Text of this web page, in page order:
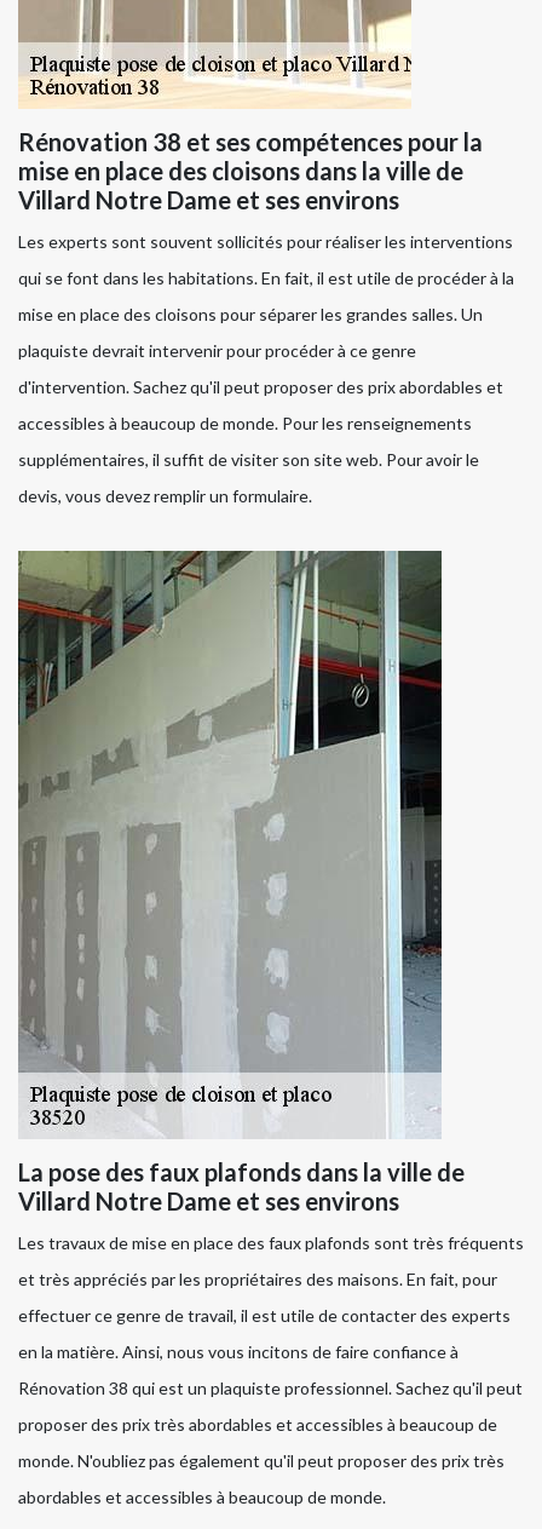
Rénovation 38 et ses compétences pour la
mise en place des cloisons dans la ville de
Villard Notre Dame et ses environs
Les experts sont souvent sollicités pour réaliser les interventions
qui se font dans les habitations. En fait, il est utile de procéder à la
mise en place des cloisons pour séparer les grandes salles. Un
plaquiste devrait intervenir pour procéder à ce genre
d'intervention. Sachez qu'il peut proposer des prix abordables et
accessibles à beaucoup de monde. Pour les renseignements
supplémentaires, il suffit de visiter son site web. Pour avoir le
devis, vous devez remplir un formulaire.
La pose des faux plafonds dans la ville de
Villard Notre Dame et ses environs
Les travaux de mise en place des faux plafonds sont très fréquents
et très appréciés par les propriétaires des maisons. En fait, pour
effectuer ce genre de travail, il est utile de contacter des experts
en la matière. Ainsi, nous vous incitons de faire confiance à
Rénovation 38 qui est un plaquiste professionnel. Sachez qu'il peut
proposer des prix très abordables et accessibles à beaucoup de
monde. N'oubliez pas également qu'il peut proposer des prix très
abordables et accessibles à beaucoup de monde.